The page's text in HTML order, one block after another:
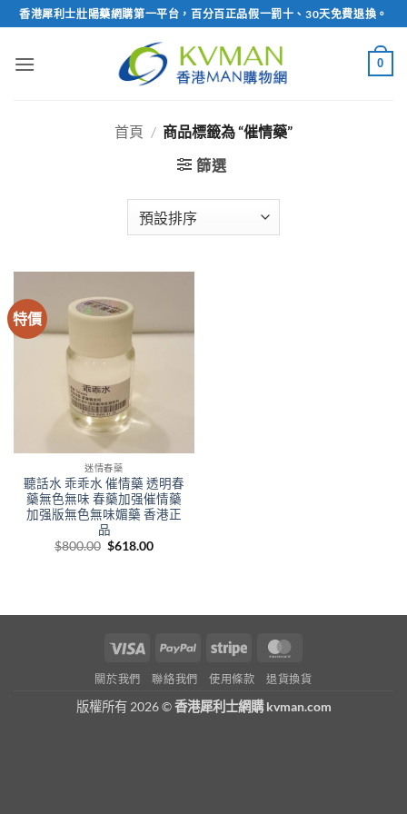
Skip
to
content
香港犀利士壯陽藥網購第一平台，百分百正品假一罰十、30天免費退換。
0
首頁 / 商品標籤為 “催情藥”
篩選
特價
迷情春藥
聽話水 乖乖水 催情藥 透明春
藥無色無味 春藥加强催情藥
加强版無色無味媚藥 香港正
品
$800.00 Original
$618.00Current
Visa PayPal Stripe
關於我們 聯絡我們 使用條款 退貨換貨
版權所有 2026 ©香港犀利士網購 kvman.com